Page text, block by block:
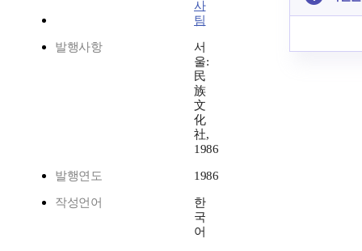
사
팀
발행사항
서
울:
民
族
文
化
社,
1986
발행연도 1986
작성언어
한
국
어